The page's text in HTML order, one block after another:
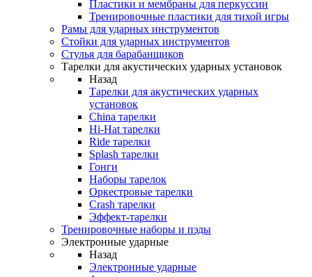
Пластики и мембраны для перкуссии
Тренировочные пластики для тихой игры
Рамы для ударных инструментов
Стойки для ударных инструментов
Стулья для барабанщиков
Тарелки для акустических ударных установок
Назад
Тарелки для акустических ударных
установок
China тарелки
Hi-Hat тарелки
Ride тарелки
Splash тарелки
Гонги
Наборы тарелок
Оркестровые тарелки
Сrash тарелки
Эффект-тарелки
Тренировочные наборы и пэды
Электронные ударные
Назад
Электронные ударные